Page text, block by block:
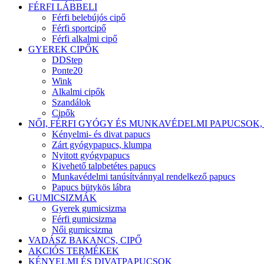
FÉRFI LÁBBELI
Férfi belebújós cipő
Férfi sportcipő
Férfi alkalmi cipő
GYEREK CIPŐK
DDStep
Ponte20
Wink
Alkalmi cipők
Szandálok
Cipők
NŐI, FÉRFI GYÓGY ÉS MUNKAVÉDELMI PAPUCSOK,
Kényelmi- és divat papucs
Zárt gyógypapucs, klumpa
Nyitott gyógypapucs
Kivehető talpbetétes papucs
Munkavédelmi tanúsítvánnyal rendelkező papucs
Papucs bütykös lábra
GUMICSIZMÁK
Gyerek gumicsizma
Férfi gumicsizma
Női gumicsizma
VADÁSZ BAKANCS, CIPŐ
AKCIÓS TERMÉKEK
KÉNYELMI ÉS DIVATPAPUCSOK